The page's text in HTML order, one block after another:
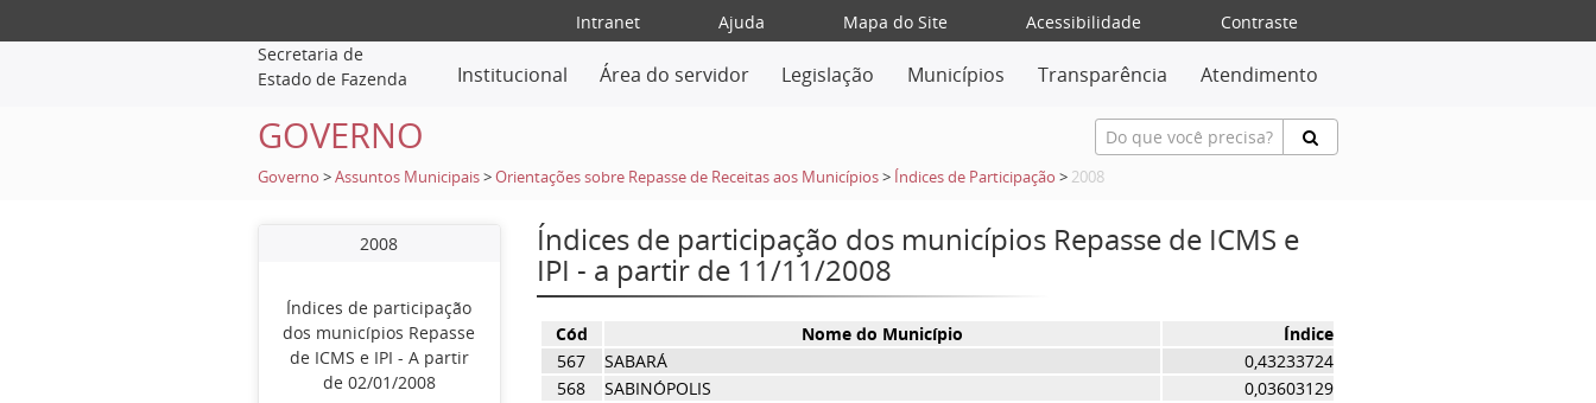
Intranet Ajuda Mapa do Site Acessibilidade
Contraste
Secretaria de
Estado de Fazenda
Institucional Área do servidor Legislação Municípios Transparência Atendimento
GOVERNO
Governo >Assuntos Municipais >Orientações sobre Repasse de Receitas aos Municípios > Índices de Participação > 2008
2008
Índices de participação
dos municípios Repasse
de ICMS e IPI - A partir
de 02/01/2008
Índices de participação dos municípios Repasse de ICMS e
IPI - a partir de 11/11/2008
Cód Nome do Município
Índice
567
SABARÁ
0,43233724
568
SABINÓPOLIS
0,03603129